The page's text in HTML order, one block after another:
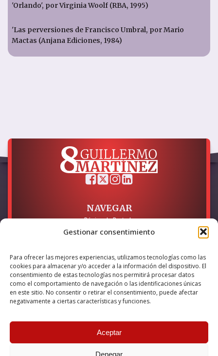
Gestionar consentimiento
Para ofrecer las mejores experiencias, utilizamos tecnologías como las
cookies para almacenar y/o acceder a la información del dispositivo. El
consentimiento de estas tecnologías nos permitirá procesar datos
como el comportamiento de navegación o las identificaciones únicas
en este sitio. No consentir o retirar el consentimiento, puede afectar
negativamente a ciertas características y funciones.
Aceptar
Denegar
'Orlando', por Virginia Woolf (RBA, 1995)
'Las perversiones de Francisco Umbral, por Mario
Mactas (Anjana Ediciones, 1984)
NAVEGAR
Página de Portada
LEGAL
Política de Privacidad
Política de Cookies
Accesibilidad
Esta empresa ha sido beneficiaria del bono Kit Digital y lo ha
internet, financiado por la Unión Europea – NextGeneration EU